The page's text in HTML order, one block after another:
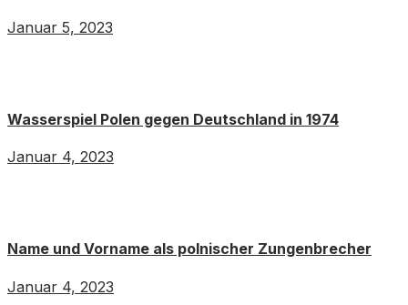
Januar 5, 2023
Wasserspiel Polen gegen Deutschland in 1974
Januar 4, 2023
Name und Vorname als polnischer Zungenbrecher
Januar 4, 2023